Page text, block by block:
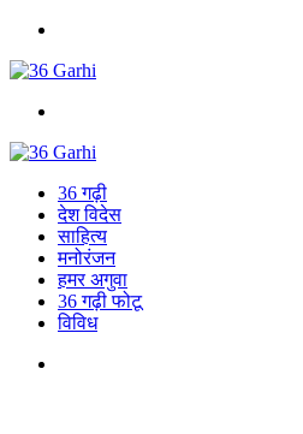
36 गढ़ी
देश विदेस
साहित्य
मनोरंजन
हमर अगुवा
36 गढ़ी फोटू
विविध